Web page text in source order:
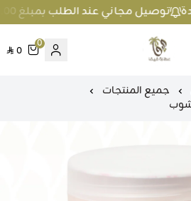
توصيل مجاني عند الطلب بمبلغ 100 ريال واكثر داخل جدة و 200 ريال واكثر برا جدة
متجر عطارة فيفا
0
0
جميع المنتجات
شوب